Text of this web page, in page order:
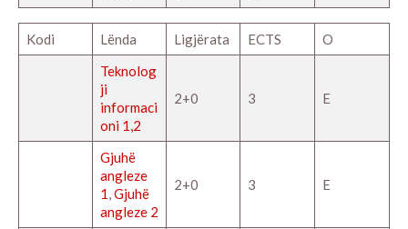
Kodi Lënda Ligjërata ECTS
O
Teknolog
ji
informaci
oni 1,2
2+0 3 E
Gjuhë
angleze
1,Gjuhë
angleze 2
2+0 3 E